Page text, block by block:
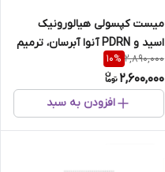
میست کپسولی هیالورونیک
اسید و PDRN آنوا آبرسان، ترمیم
کننده و جوانساز پوست
2,890,000
10%
2,600,000
افزودن به سبد